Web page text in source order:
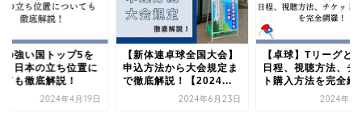
の強い国トップ5を
！日本の立ち位置に
ても徹底解説！
2024年4月19日
【新体連卓球全国大会】
申込方法から大会規定ま
で徹底解説！【2024...
2024年6月23日
【卓球】Tリーグと
日程、視聴方法、チ
ト購入方法を完全網
2024年8